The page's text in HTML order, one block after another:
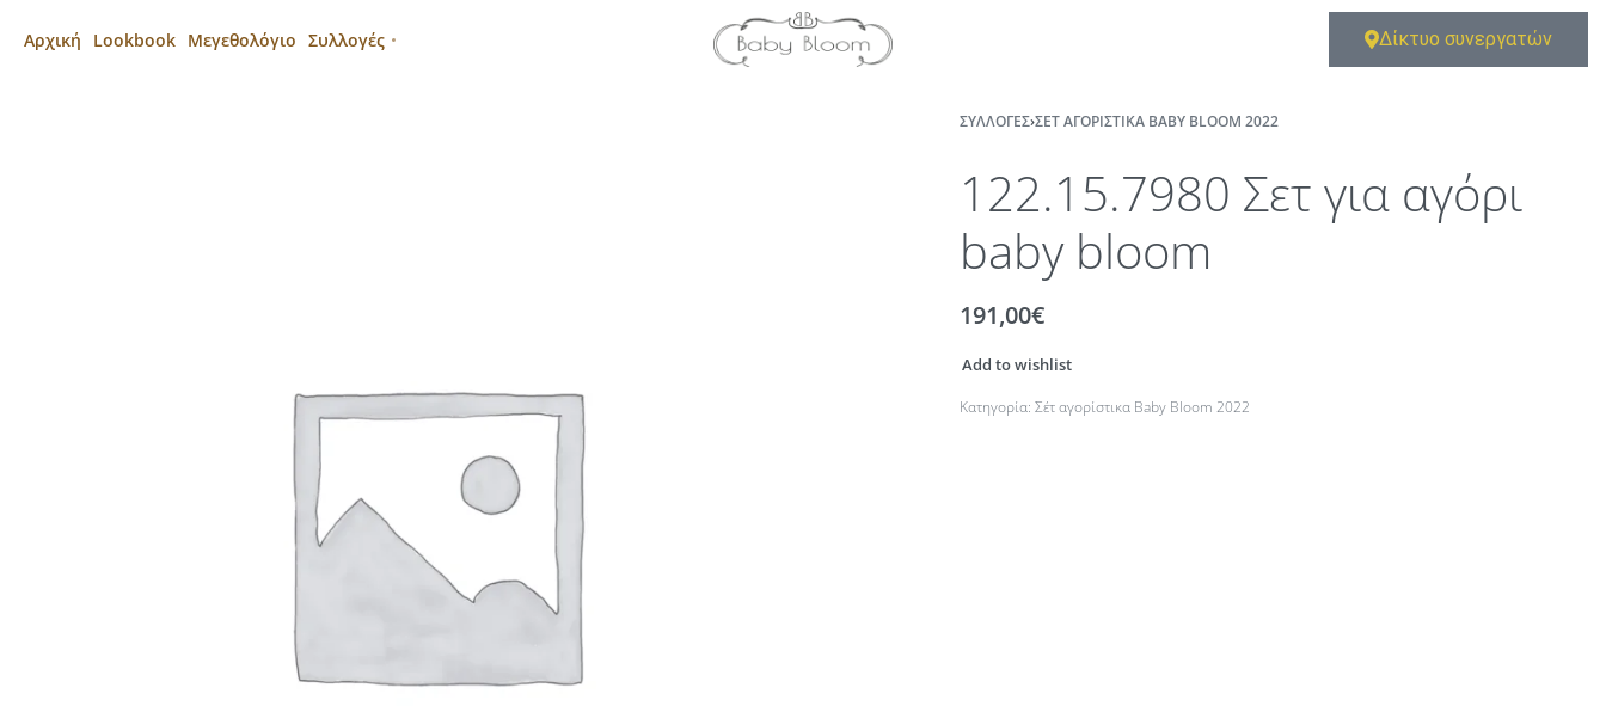
Αρχική Lookbook Μεγεθολόγιο Συλλογές Δίκτυο συνεργατών
ΣΥΛΛΟΓΈΣ›ΣΈΤ ΑΓΟΡΊΣΤΙΚΑ BABY BLOOM 2022
122.15.7980 Σετ για αγόρι
baby bloom
191,00€
Add to wishlist
Κατηγορία:Σέτ αγορίστικα Baby Bloom 2022